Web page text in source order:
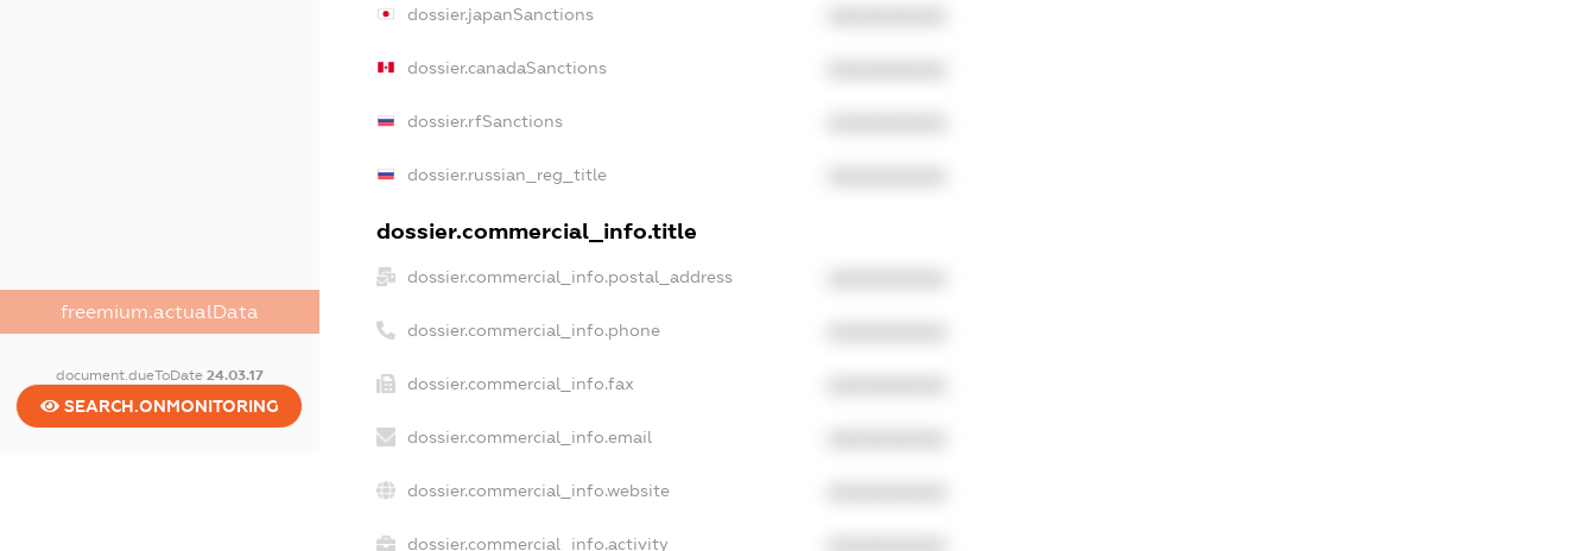
freemium.actualData
document.dueToDate 24.03.17
SEARCH.ONMONITORING
dossier.japanSanctions
dossier.canadaSanctions
dossier.rfSanctions
dossier.russian_reg_title
dossier.commercial_info.title
dossier.commercial_info.postal_address
dossier.commercial_info.phone
dossier.commercial_info.fax
dossier.commercial_info.email
dossier.commercial_info.website
dossier.commercial_info.activity